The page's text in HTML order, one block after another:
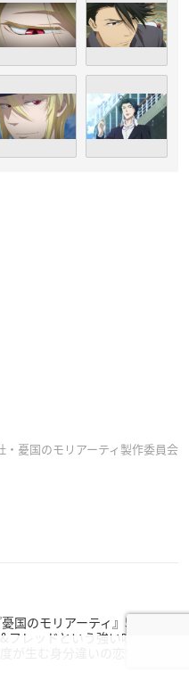
憂国のモリアーティ製作委員会
国のモリアーティ』5話感
レッドという強い味方が登